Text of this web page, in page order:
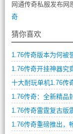
网通传奇私服发布网
奇
猜你喜欢
1.76传奇版本为何被
1.76传奇开挂神器究
十大耐玩单机1.76传
1.76传奇：全新精品
1.76传奇雷霆复古版